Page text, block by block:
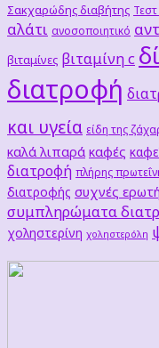
Σακχαρώδης διαβήτης
αλάτι ανοσοποιητικό
βιταμίνες βιταμίνη c
διατροφή
και υγεία είδη της
καλά λιπαρά καφές
διατροφή πλήρης
διατροφής συχνές
συμπληρώματα
χοληστερίνη χοληστερόλη